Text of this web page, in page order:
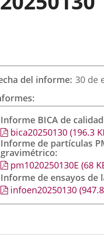
del informe 30 de
Informe BICA de
bica20250130 (196.3
Informe de partículas
gravimétrico
pm1020250130E (68
Informe de ensayos de
infoen20250130 (947.8